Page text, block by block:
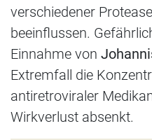
verschiedener
beeinflussen.
Einnahme von
Extremfall die
antiretroviraler
Wirkverlust absenkt.